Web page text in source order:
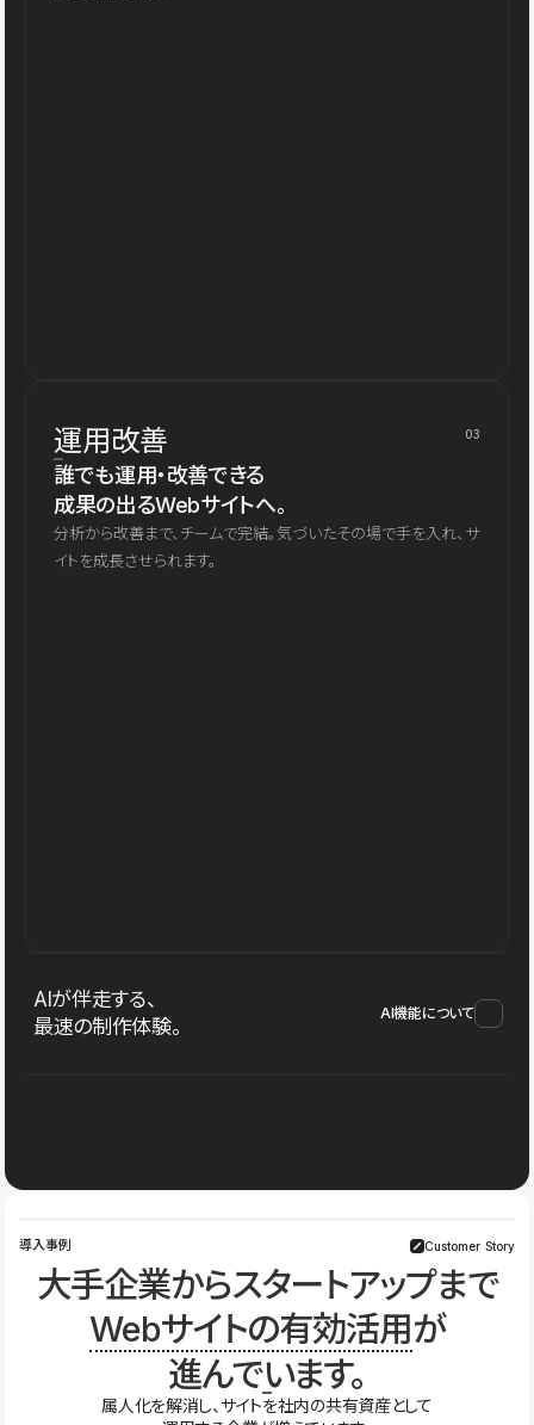
運用改善 03
誰でも運用・改善できる
成果の出るWebサイトへ。
分析から改善まで、チームで完結。気づいたその場で手を入れ、サ
イトを成長させられます。
AIが伴走する、
最速の制作体験。
AI機能について
導入事例 Customer Story
大手企業からスタートアップまで
Webサイトの有効活用が
進んでいます。
属人化を解消し、サイトを社内の共有資産として